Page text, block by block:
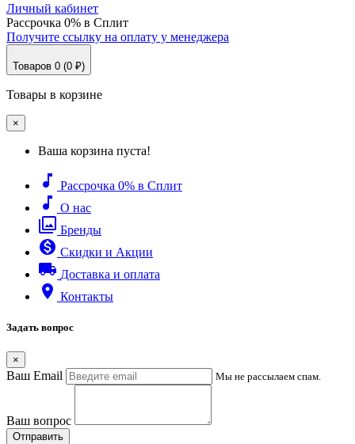
Личный кабинет
Рассрочка 0% в Сплит
Получите ссылку на оплату у менеджера
Товаров 0 (0 ₽)
Товары в корзине
×
Ваша корзина пуста!
music_note Рассрочка 0% в Сплит
music_note О нас
filter Бренды
monetization_on Скидки и Акции
local_shipping Доставка и оплата
place Контакты
Задать вопрос
×
Ваш Email Мы не рассылаем спам.
Ваш вопрос
Отправить